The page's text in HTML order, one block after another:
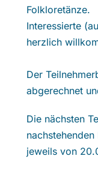
Folkloretänze.
Interessierte
herzlich
Der
abgerechnet
Die nächsten
jeweils von